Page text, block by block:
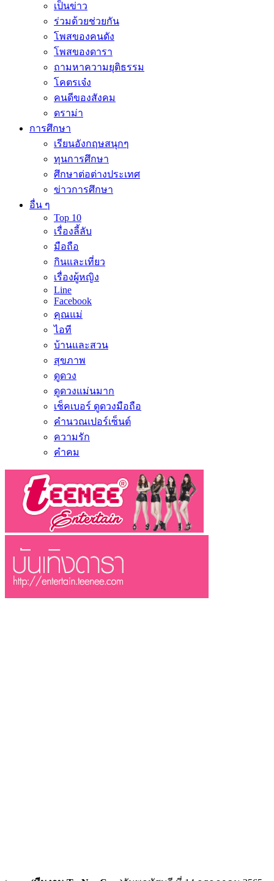
เป็นข่าว
ร่วมด้วยช่วยกัน
โพสของคนดัง
โพสของดารา
ถามหาความยุติธรรม
โคตรเจ๋ง
คนดีของสังคม
ดราม่า
การศึกษา
เรียนอังกฤษสนุกๆ
ทุนการศึกษา
ศึกษาต่อต่างประเทศ
ข่าวการศึกษา
อื่น ๆ
Top 10
เรื่องลี้ลับ
มือถือ
กินและเที่ยว
เรื่องผู้หญิง
Line
Facebook
คุณแม่
ไอที
บ้านและสวน
สุขภาพ
ดูดวง
ดูดวงแม่นมาก
เช็คเบอร์ ดูดวงมือถือ
คำนวณเปอร์เซ็นต์
ความรัก
คำคม